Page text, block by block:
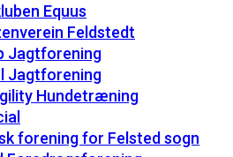
Equus
Feldstedt
Jagtforening
Jagtforening
Hundetræning
forening for Felsted sogn